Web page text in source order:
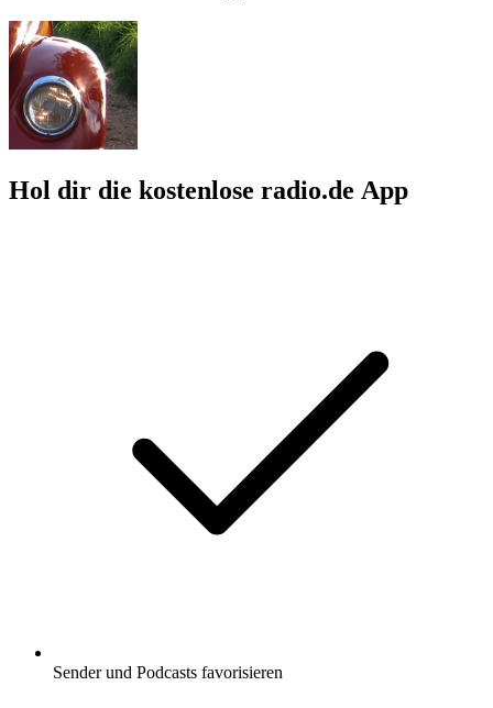
Hol dir die kostenlose radio.de App
Sender und Podcasts favorisieren